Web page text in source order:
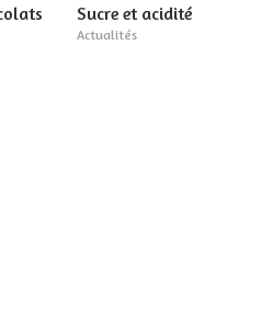
Sucre et acidité
Actualités